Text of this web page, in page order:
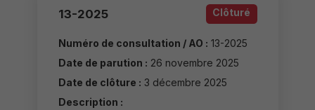
13-2025 Clôturé
Numéro de consultation / AO : 13-2025
Date de parution : 26 novembre 2025
Date de clôture : 3 décembre 2025
Description :